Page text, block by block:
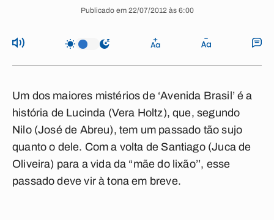
Publicado em 22/07/2012 às 6:00
Um dos maiores mistérios de ‘Avenida Brasil’ é a
história de Lucinda (Vera Holtz), que, segundo
Nilo (José de Abreu), tem um passado tão sujo
quanto o dele. Com a volta de Santiago (Juca de
Oliveira) para a vida da “mãe do lixão’’, esse
passado deve vir à tona em breve.